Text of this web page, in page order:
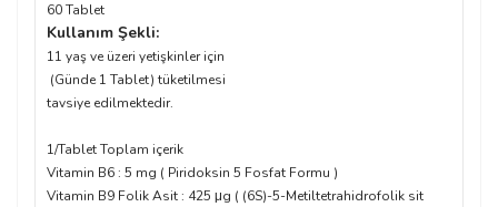
60 Tablet
Kullanım Şekli:
11 yaş ve üzeri yetişkinler için
(Günde 1 Tablet) tüketilmesi
tavsiye edilmektedir.
1/Tablet Toplam içerik
Vitamin B6 : 5 mg ( Piridoksin 5 Fosfat Formu )
Vitamin B9 Folik Asit : 425 μg ( (6S)-5-Metiltetrahidrofolik sit